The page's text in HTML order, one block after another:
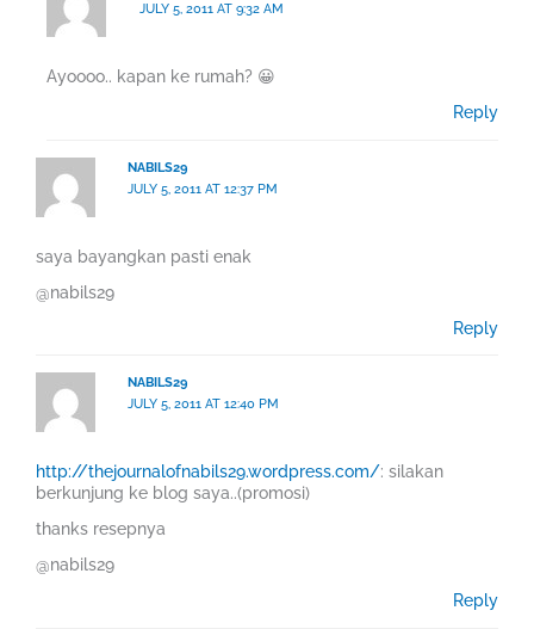
JULY 5, 2011 AT 9:32 AM
Ayoooo.. kapan ke rumah? 😀
Reply
NABILS29
JULY 5, 2011 AT 12:37 PM
saya bayangkan pasti enak
@nabils29
Reply
NABILS29
JULY 5, 2011 AT 12:40 PM
http://thejournalofnabils29.wordpress.com/: silakan
berkunjung ke blog saya..(promosi)
thanks resepnya
@nabils29
Reply